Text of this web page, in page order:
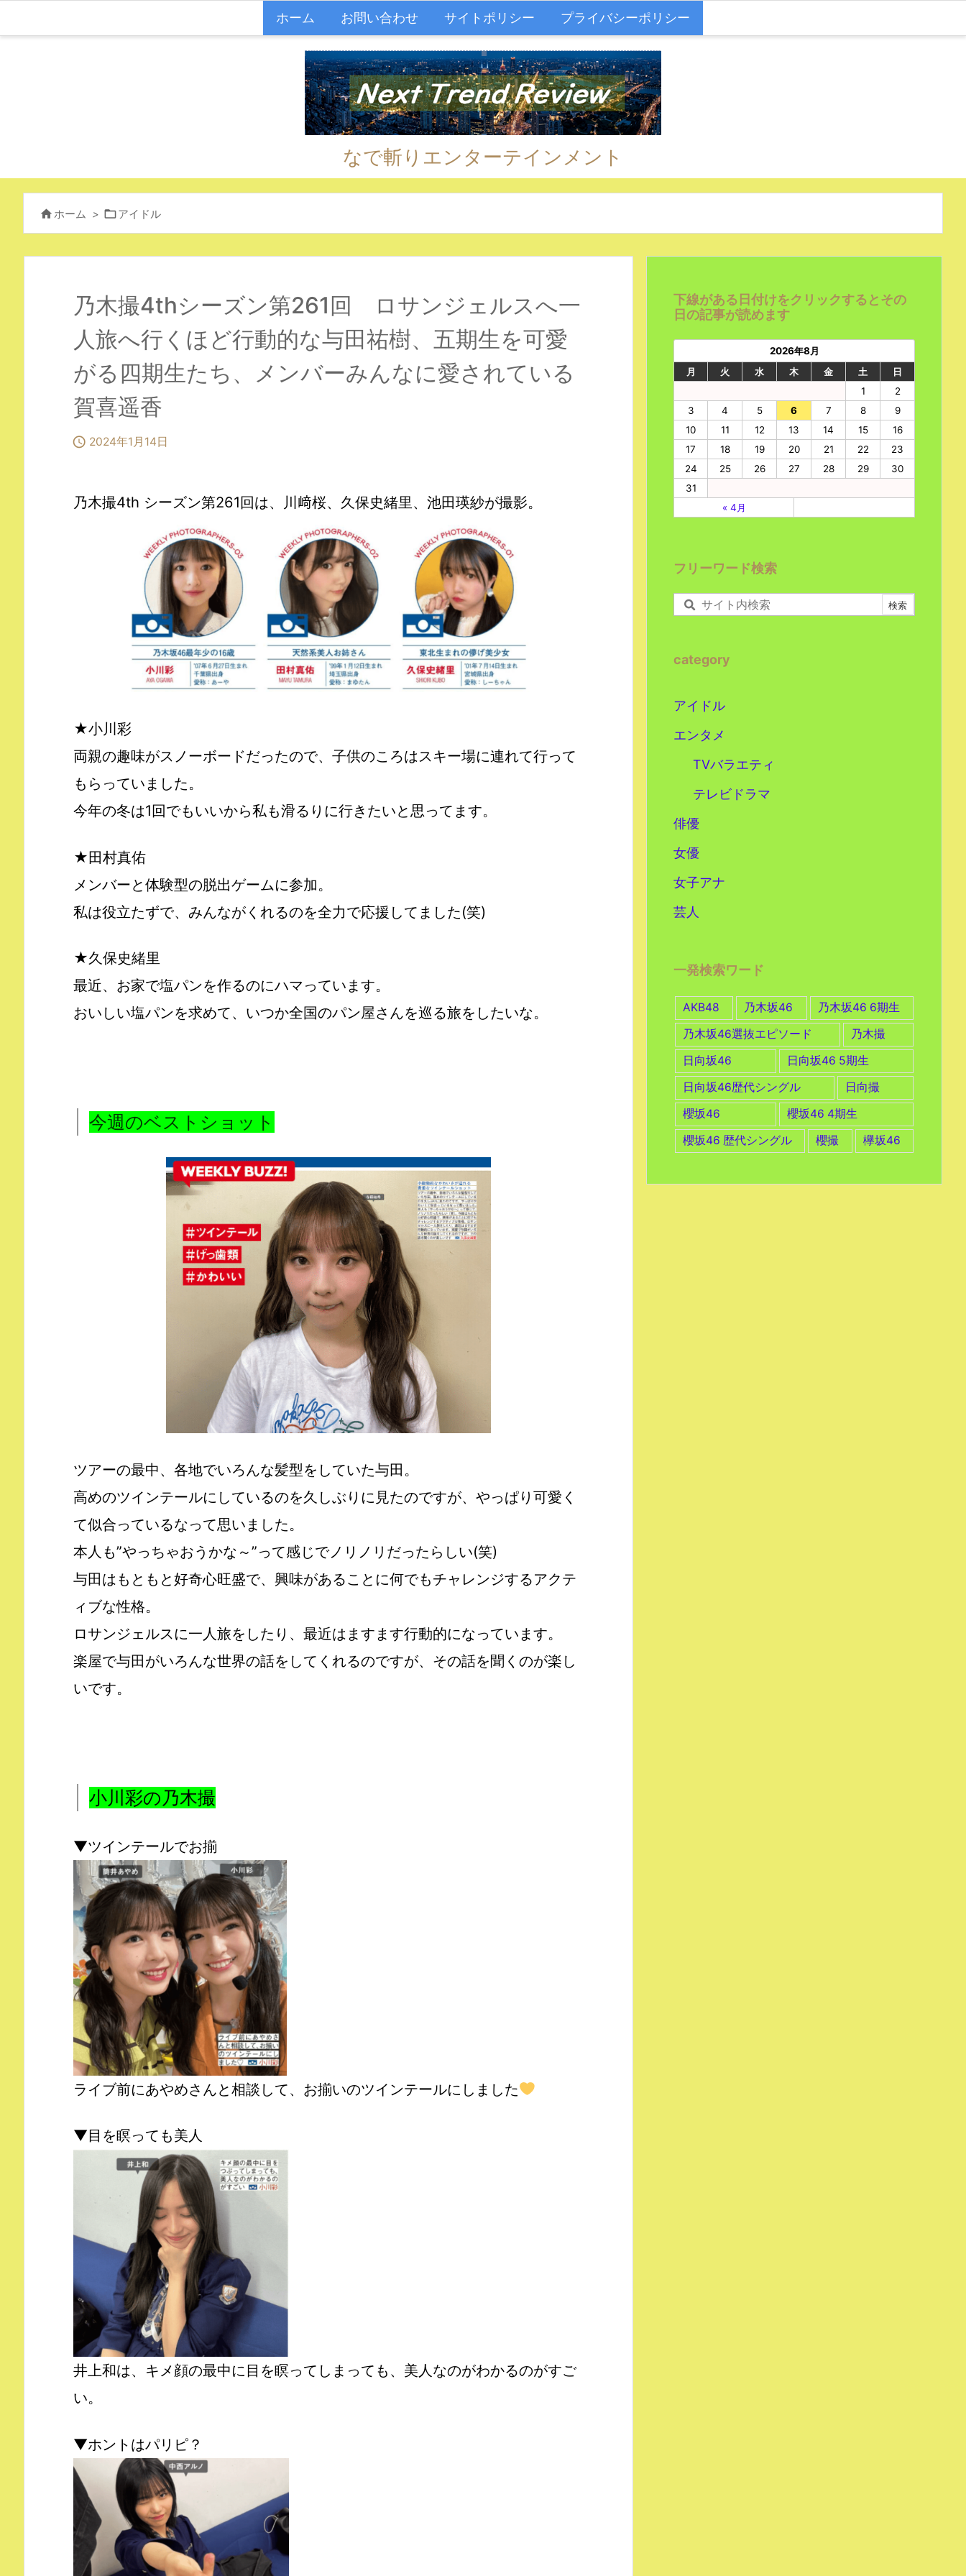
ホーム お問い合わせ サイトポリシー プライバシーポリシー
なで斬りエンターテインメント
ホーム > アイドル
乃木撮4thシーズン第261回 ロサンジェルスへ一
人旅へ行くほど行動的な与田祐樹、五期生を可愛
がる四期生たち、メンバーみんなに愛されている
賀喜遥香
 2024年1月14日
乃木撮4th シーズン第261回は、川﨑桜、久保史緒里、池田瑛紗が撮影。
★小川彩
両親の趣味がスノーボードだったので、子供のころはスキー場に連れて行って
もらっていました。
今年の冬は1回でもいいから私も滑るりに行きたいと思ってます。
★田村真佑
メンバーと体験型の脱出ゲームに参加。
私は役立たずで、みんながくれるのを全力で応援してました(笑)
★久保史緒里
最近、お家で塩パンを作るのにハマっています。
おいしい塩パンを求めて、いつか全国のパン屋さんを巡る旅をしたいな。
今週のベストショット
ツアーの最中、各地でいろんな髪型をしていた与田。
高めのツインテールにしているのを久しぶりに見たのですが、やっぱり可愛く
て似合っているなって思いました。
本人も”やっちゃおうかな～”って感じでノリノリだったらしい(笑)
与田はもともと好奇心旺盛で、興味があることに何でもチャレンジするアクテ
ィブな性格。
ロサンジェルスに一人旅をしたり、最近はますます行動的になっています。
楽屋で与田がいろんな世界の話をしてくれるのですが、その話を聞くのが楽し
いです。
小川彩の乃木撮
▼ツインテールでお揃
ライブ前にあやめさんと相談して、お揃いのツインテールにしました
▼目を瞑っても美人
井上和は、キメ顔の最中に目を瞑ってしまっても、美人なのがわかるのがすご
い。
▼ホントはパリピ？
下線がある日付けをクリックするとその
日の記事が読めます
2026年8月
月
火 水 木 金 土
日
1
2
3
4 5 6 7 8
9
10
11 12 13 14 15
16
17
18 19 20 21 22
23
24
25 26 27 28 29
30
31
« 4月
フリーワード検索
category
アイドル
エンタメ
TVバラエティ
テレビドラマ
俳優
女優
女子アナ
芸人
一発検索ワード
AKB48 乃木坂46
乃木坂46 6期生
乃木坂46選抜エピソード
乃木撮
日向坂46
日向坂46 5期生
日向坂46歴代シングル
日向撮
櫻坂46
櫻坂46 4期生
櫻坂46 歴代シングル
櫻撮 欅坂46